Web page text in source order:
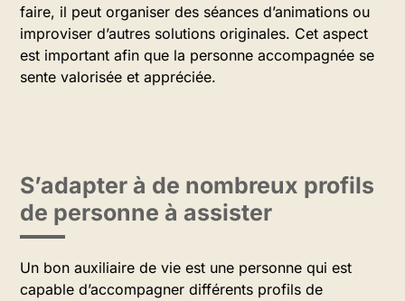
faire, il peut organiser des séances d’animations ou
improviser d’autres solutions originales. Cet aspect
est important afin que la personne accompagnée se
sente valorisée et appréciée.
S’adapter à de nombreux profils
de personne à assister
Un bon auxiliaire de vie est une personne qui est
capable d’accompagner différents profils de